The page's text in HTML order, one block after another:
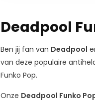
Deadpool
Ben jij fan van Deadpool
van deze populaire
Funko Pop.
Onze Deadpool Funko